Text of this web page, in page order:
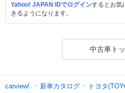
Yahoo! JAPAN IDでログインするとお気
きるようになります。
中古車ト
carview! 新車カタログ トヨタ